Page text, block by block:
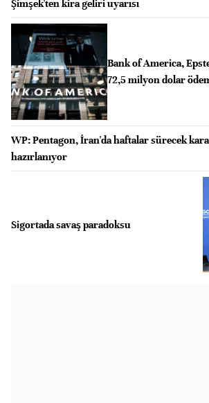
Şimşek'ten kira geliri uyarısı
Bank of America,
72,5 milyon dolar
WP: Pentagon, İran'da haftalar sürecek
hazırlanıyor
Sigortada savaş paradoksu